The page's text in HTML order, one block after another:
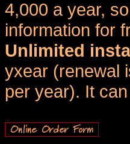
4,000 a year,
information for
Unlimited
yxear (renewal
per year). It